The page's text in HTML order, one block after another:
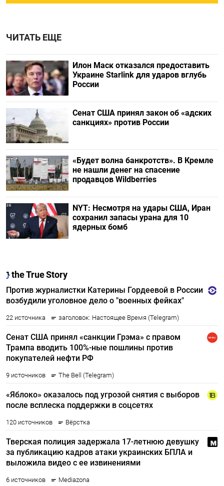
ЧИТАТЬ ЕЩЕ
Илон Маск отказался предоставить
Украине Starlink для ударов вглубь
России
Сенат США принял закон об «адских
санкциях» против России
«Будет волна банкротств». В Кремле
не нашли денег на спасение
продавцов Wildberries
NYT: Несмотря на удары США, Иран
сохранил запасы урана для 10
ядерных бомб